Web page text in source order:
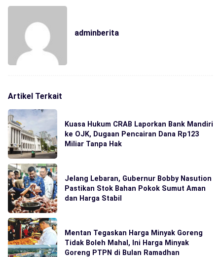
adminberita
Artikel Terkait
Kuasa Hukum CRAB Laporkan Bank Mandiri
ke OJK, Dugaan Pencairan Dana Rp123
Miliar Tanpa Hak
Jelang Lebaran, Gubernur Bobby Nasution
Pastikan Stok Bahan Pokok Sumut Aman
dan Harga Stabil
Mentan Tegaskan Harga Minyak Goreng
Tidak Boleh Mahal, Ini Harga Minyak
Goreng PTPN di Bulan Ramadhan